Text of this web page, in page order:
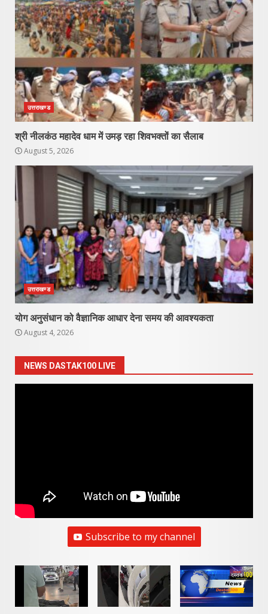
उत्तराखण्ड
श्री नीलकंठ महादेव धाम में उमड़ रहा शिवभक्तों का सैलाब
August 5, 2026
उत्तराखण्ड
योग अनुसंधान को वैज्ञानिक आधार देना समय की आवश्यकता
August 4, 2026
NEWS DASTAK100 LIVE
Subscribe to my channel